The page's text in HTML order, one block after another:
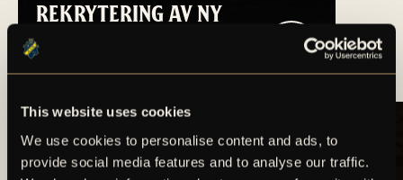
This website uses cookies
We use cookies to personalise content and ads, to
provide social media features and to analyse our traffic.
REKRYTERING AV NY
VD/KLUBBDIREKTÖR
TILL AIK FOTBOLL